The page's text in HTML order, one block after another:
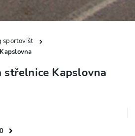
sportovišt
Kapslovna